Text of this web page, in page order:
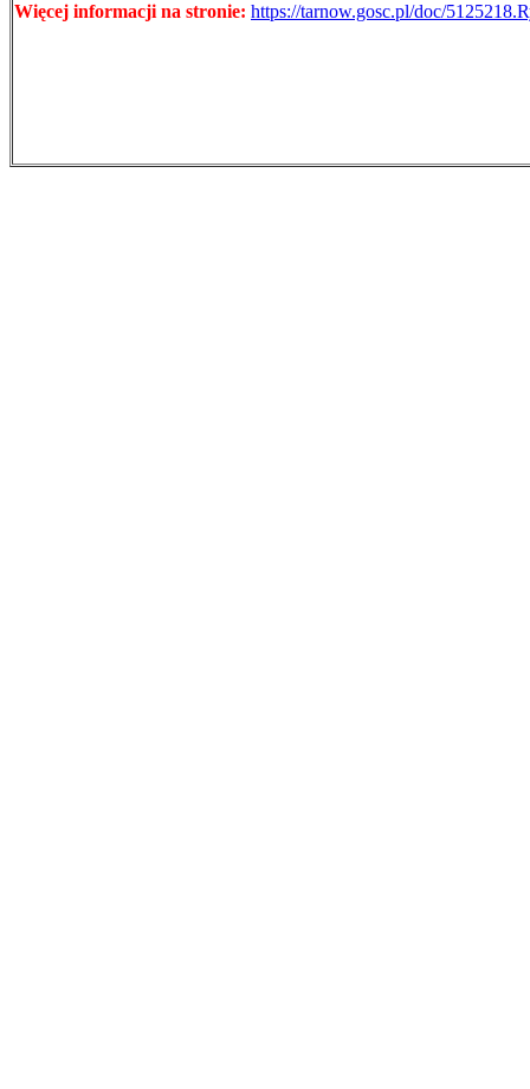
Więcej informacji na stronie: https://tarnow.gosc.pl/doc/